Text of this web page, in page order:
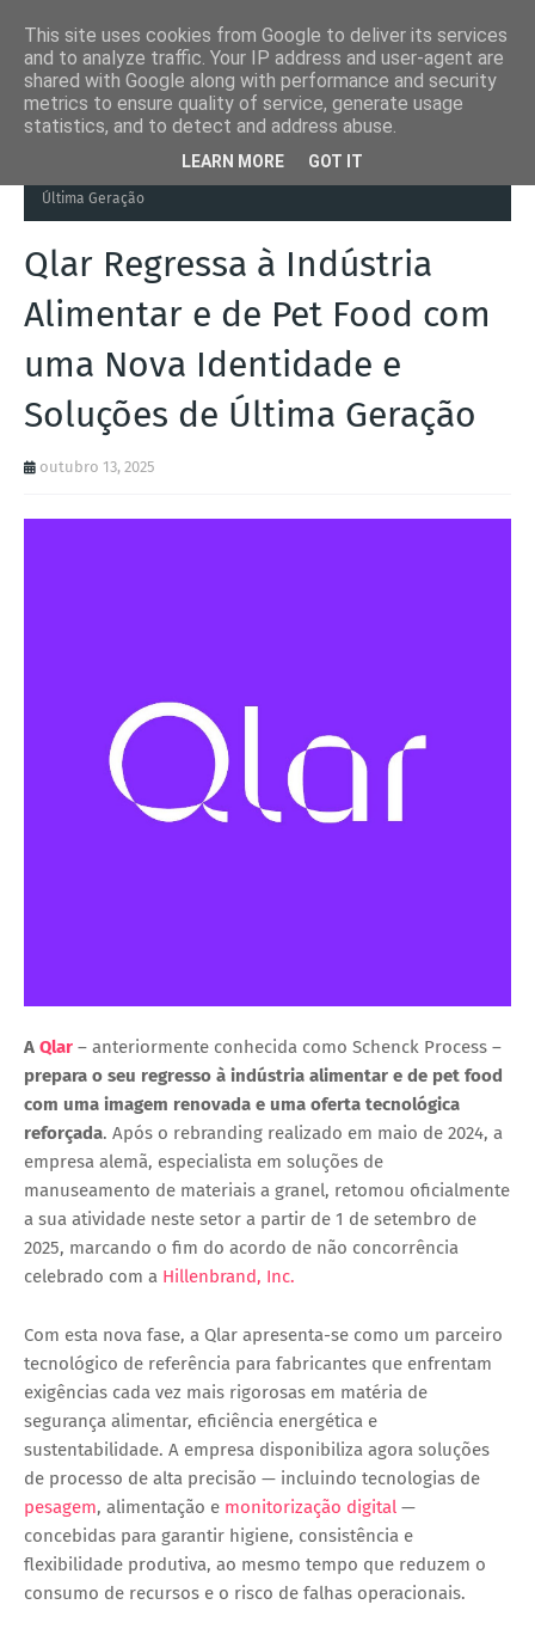
Automation Inside
Qlar Regressa à Indústria
Última Geração
Qlar Regressa à Indústria
Alimentar e de Pet Food com
uma Nova Identidade e
Soluções de Última Geração
outubro 13, 2025
A Qlar – anteriormente conhecida como Schenck Process –
prepara o seu regresso à indústria alimentar e de pet food
com uma imagem renovada e uma oferta tecnológica
reforçada. Após o rebranding realizado em maio de 2024, a
empresa alemã, especialista em soluções de
manuseamento de materiais a granel, retomou oficialmente
a sua atividade neste setor a partir de 1 de setembro de
2025, marcando o fim do acordo de não concorrência
celebrado com a Hillenbrand, Inc.
Com esta nova fase, a Qlar apresenta-se como um parceiro
tecnológico de referência para fabricantes que enfrentam
exigências cada vez mais rigorosas em matéria de
segurança alimentar, eficiência energética e
sustentabilidade. A empresa disponibiliza agora soluções
de processo de alta precisão — incluindo tecnologias de
pesagem, alimentação e monitorização digital —
concebidas para garantir higiene, consistência e
flexibilidade produtiva, ao mesmo tempo que reduzem o
consumo de recursos e o risco de falhas operacionais.
This site uses cookies from Google to deliver its services
and to analyze traffic. Your IP address and user-agent are
shared with Google along with performance and security
metrics to ensure quality of service, generate usage
statistics, and to detect and address abuse.
LEARN MORE GOT IT